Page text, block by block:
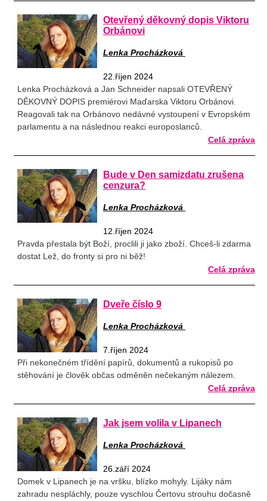
Otevřený děkovný dopis Viktoru
Orbánovi
Lenka Procházková
22.říjen 2024
Lenka Procházková a Jan Schneider napsali OTEVŘENÝ
DĚKOVNÝ DOPIS premiérovi Maďarska Viktoru Orbánovi.
Reagovali tak na Orbánovo nedávné vystoupení v Evropském
parlamentu a na následnou reakci europoslanců.
Celá zpráva
Bude v Den samizdatu zrušena
cenzura?
Lenka Procházková
12.říjen 2024
Pravda přestala být Boží, proclili ji jako zboží. Chceš-li zdarma
dostat Lež, do fronty si pro ni běž!
Celá zpráva
Dveře číslo 9
Lenka Procházková
7.říjen 2024
Při nekonečném třídění papírů, dokumentů a rukopisů po
stěhování je člověk občas odměněn nečekaným nálezem.
Celá zpráva
Jak jsem volila v Lipanech
Lenka Procházková
26.září 2024
Domek v Lipanech je na vršku, blízko mohyly. Lijáky nám
zahradu nespláchly, pouze vyschlou Čertovu strouhu dočasně